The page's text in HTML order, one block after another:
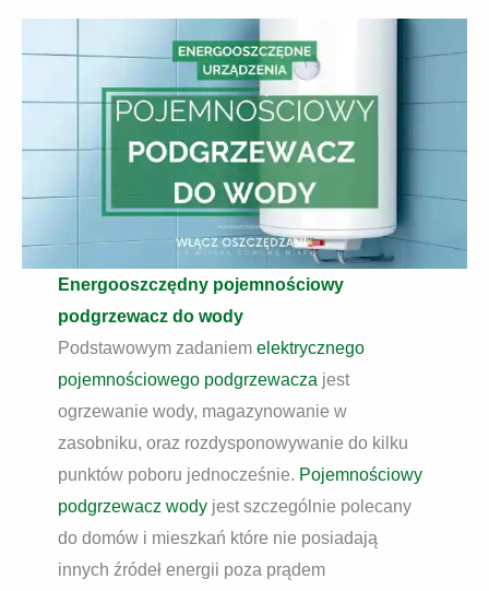
Energooszczędny pojemnościowy
podgrzewacz do wody
Podstawowym zadaniem elektrycznego
pojemnościowego podgrzewacza jest
ogrzewanie wody, magazynowanie w
zasobniku, oraz rozdysponowywanie do kilku
punktów poboru jednocześnie. Pojemnościowy
podgrzewacz wodyjest szczególnie polecany
do domów i mieszkań które nie posiadają
innych źródeł energii poza prądem